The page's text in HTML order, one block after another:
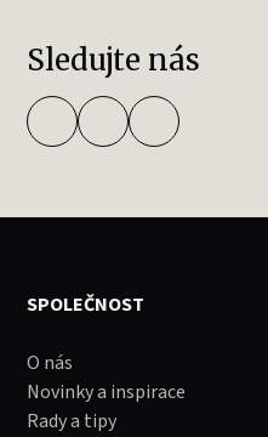
Sledujte nás
SPOLEČNOST
O nás
Novinky a inspirace
Rady a tipy